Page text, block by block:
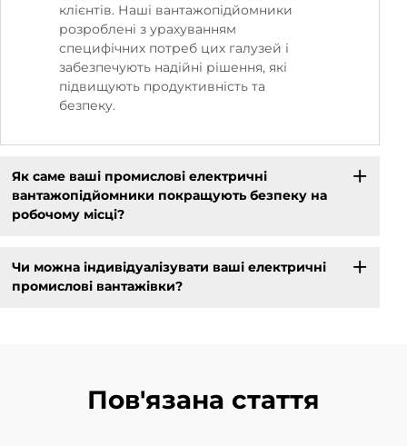
клієнтів. Наші вантажопідйомники
розроблені з урахуванням
специфічних потреб цих галузей і
забезпечують надійні рішення, які
підвищують продуктивність та
безпеку.
Як саме ваші промислові електричні
вантажопідйомники покращують безпеку на
робочому місці?
Чи можна індивідуалізувати ваші електричні
промислові вантажівки?
Пов'язана стаття